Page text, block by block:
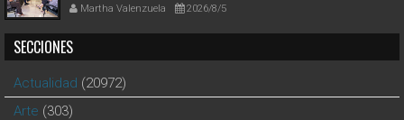
Martha Valenzuela 2026/8/5
SECCIONES
Actualidad (20972)
Arte (303)